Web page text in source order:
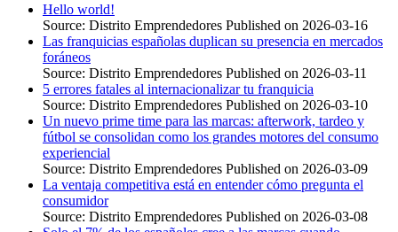
Hello world!
Source: Distrito Emprendedores Published on 2026-03-16
Las franquicias españolas duplican su presencia en mercados
foráneos
Source: Distrito Emprendedores Published on 2026-03-11
5 errores fatales al internacionalizar tu franquicia
Source: Distrito Emprendedores Published on 2026-03-10
Un nuevo prime time para las marcas: afterwork, tardeo y
fútbol se consolidan como los grandes motores del consumo
experiencial
Source: Distrito Emprendedores Published on 2026-03-09
La ventaja competitiva está en entender cómo pregunta el
consumidor
Source: Distrito Emprendedores Published on 2026-03-08